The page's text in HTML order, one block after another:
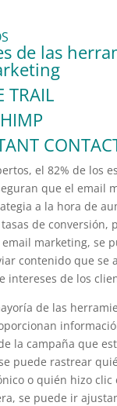
de las
TRAIL
el 82% de los
que el email
a la hora de
de conversión,
marketing, se
contenido que se
intereses de los
de las
la campaña que
puede rastrear
o quién hizo clic
se puede ir